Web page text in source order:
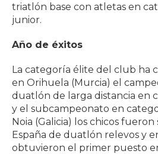
triatlón base con atletas en
junior.
Año de éxitos
La categoría élite del club ha
en Orihuela (Murcia) el
duatlón de larga distancia en
y el subcampeonato en
Noia (Galicia) los chicos
España de duatlón relevos y
obtuvieron el primer puesto